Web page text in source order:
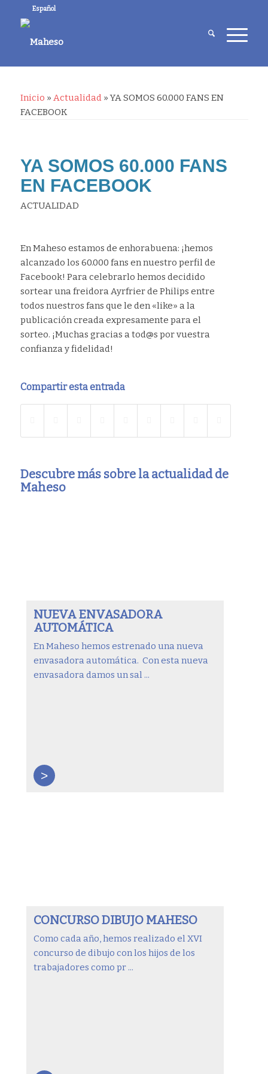
Español
Inicio » Actualidad»YA SOMOS 60.000 FANS EN
FACEBOOK
YA SOMOS 60.000 FANS
EN FACEBOOK
ACTUALIDAD
En Maheso estamos de enhorabuena: ¡hemos
alcanzado los 60.000 fans en nuestro perfil de
Facebook! Para celebrarlo hemos decidido
sortear una freidora Ayrfrier de Philips entre
todos nuestros fans que le den «like» a la
publicación creada expresamente para el
sorteo. ¡Muchas gracias a tod@s por vuestra
confianza y fidelidad!
Compartir esta entrada
Descubre más sobre la actualidad de
Maheso
NUEVA ENVASADORA
AUTOMÁTICA
En Maheso hemos estrenado una nueva
envasadora automática. Con esta nueva
envasadora damos un sal ...
>
CONCURSO DIBUJO MAHESO
Como cada año, hemos realizado el XVI
concurso de dibujo con los hijos de los
trabajadores como pr ...